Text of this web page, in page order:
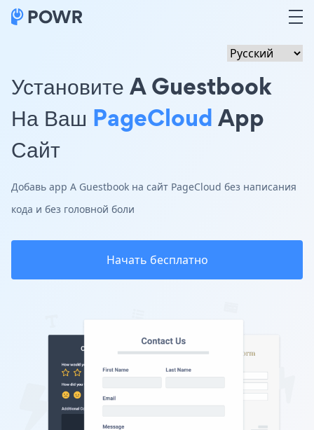
Установите A Guestbook
На Ваш PageCloudApp
Сайт
Добавь app A Guestbook на сайт PageCloud без написания
кода и без головной боли
Начать бесплатно